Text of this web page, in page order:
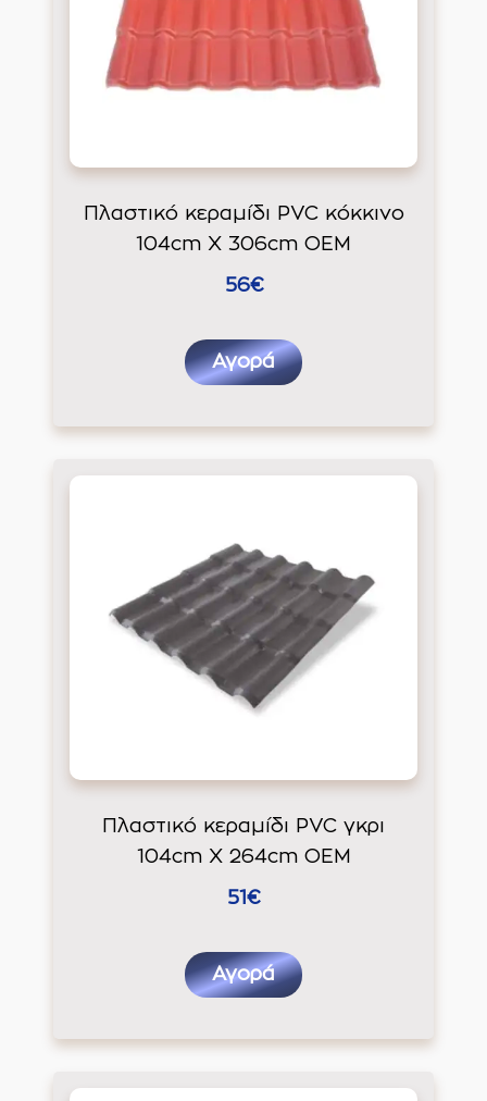
Πλαστικό κεραμίδι PVC κόκκινο
104cm Χ 306cm ΟΕΜ
56€
Αγορά
Πλαστικό κεραμίδι PVC γκρι
104cm Χ 264cm ΟΕΜ
51€
Αγορά